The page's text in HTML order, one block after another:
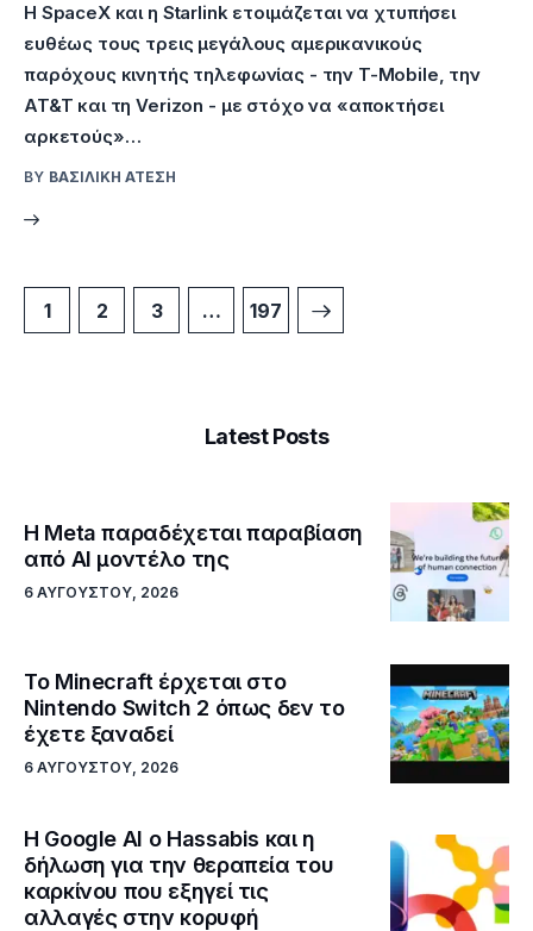
Η SpaceX και η Starlink ετοιμάζεται να χτυπήσει
ευθέως τους τρεις μεγάλους αμερικανικούς
παρόχους κινητής τηλεφωνίας - την T-Mobile, την
AT&T και τη Verizon - με στόχο να «αποκτήσει
αρκετούς»…
BY ΒΑΣΙΛΙΚΉ ΑΤΈΣΗ
1 2 3 … 197
>
Latest Posts
Η Meta παραδέχεται παραβίαση
από AI μοντέλο της
6 ΑΥΓΟΎΣΤΟΥ, 2026
Το Minecraft έρχεται στο
Nintendo Switch 2 όπως δεν το
έχετε ξαναδεί
6 ΑΥΓΟΎΣΤΟΥ, 2026
Η Google ΑΙ ο Hassabis και η
δήλωση για την θεραπεία του
καρκίνου που εξηγεί τις
αλλαγές στην κορυφή